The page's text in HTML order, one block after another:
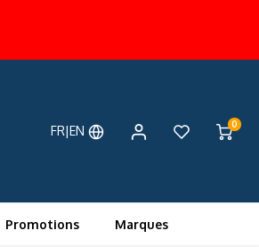
FR|EN 0
Promotions Marques